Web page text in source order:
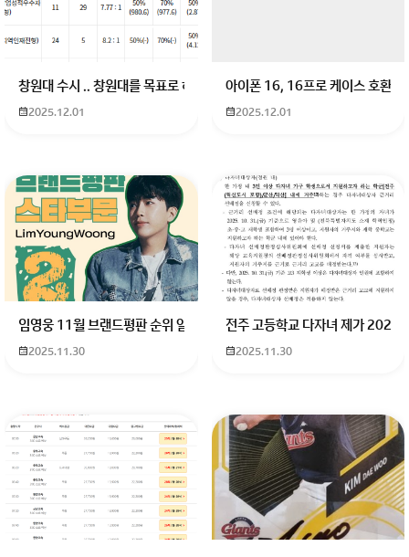
창원대 수시 .. 창원대를 목표로 하고 있는 09년생입니다 지금 제 내신이 5
2025.12.01
아이폰 16, 16프로 케이스 호환
2025.12.01
임영웅 11월 브랜드평판 순위 알고싶어요 임영웅 11월 브랜드평판에서
2025.11.30
전주 고등학교 다자녀 제가 2027
2025.11.30